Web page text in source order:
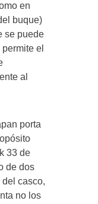
en
buque)
se puede
el
al
porta
33 de
de dos
casco,
no los